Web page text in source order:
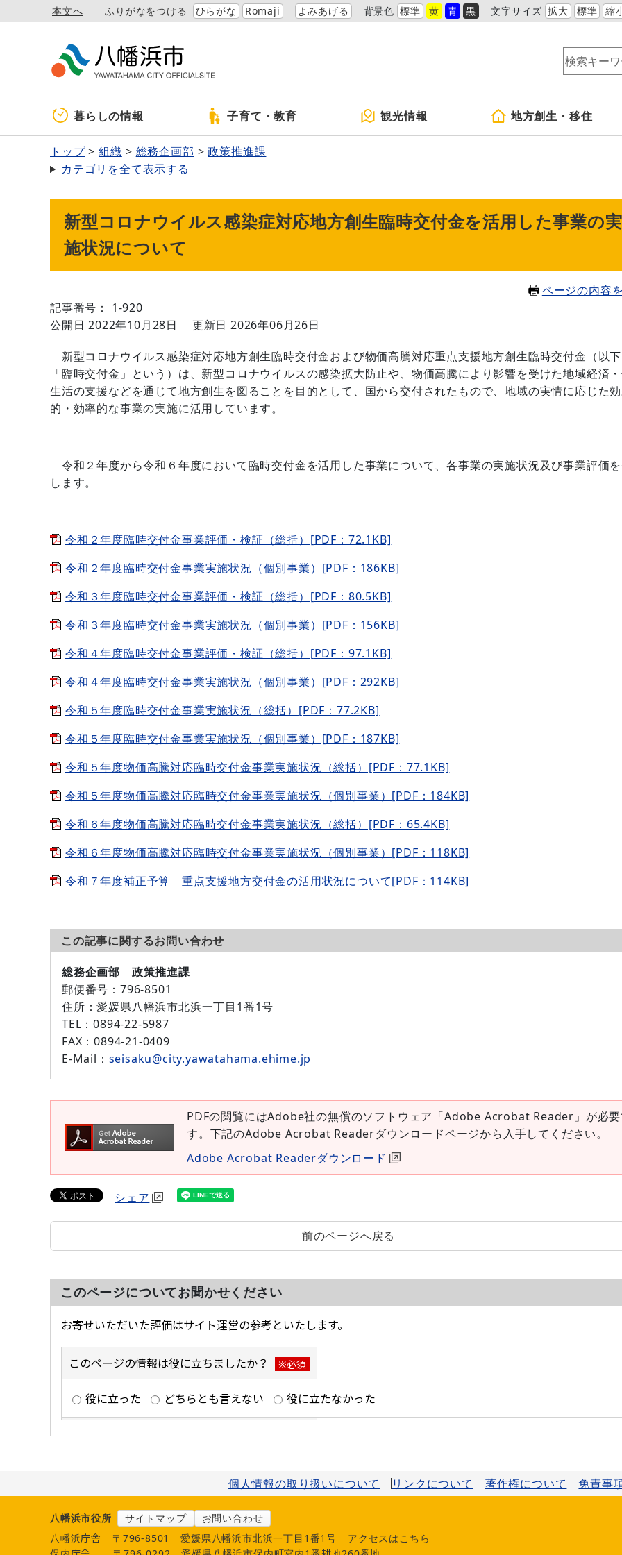
本文へ ふりがなをつける ひらがな Romaji よみあげる 背景色 標準 黄 青 黒 文字サイズ 拡大 標準 縮
暮らしの情報 子育て・教育 観光情報 地方創生・移住
トップ 組織 総務企画部
政策推進課
カテゴリを全て表示する
新型コロナウイルス感染症対応地方創生臨時交付金を活用した事業の実
施状況について
ページの内容
記事番号： 1-920
公開日 2022年10月28日
更新日 2026年06月26日
新型コロナウイルス感染症対応地方創生臨時交付金および物価高騰対応重点支援地方創生臨時交付金（以
「臨時交付金」という）は、新型コロナウイルスの感染拡大防止や、物価高騰により影響を受けた地域経済
生活の支援などを通じて地方創生を図ることを目的として、国から交付されたもので、地域の実情に応じた
的・効率的な事業の実施に活用しています。
令和２年度から令和６年度において臨時交付金を活用した事業について、各事業の実施状況及び事業評価
します。
令和２年度臨時交付金事業評価・検証（総括）[PDF：72.1KB]
令和２年度臨時交付金事業実施状況（個別事業）[PDF：186KB]
令和３年度臨時交付金事業評価・検証（総括）[PDF：80.5KB]
令和３年度臨時交付金事業実施状況（個別事業）[PDF：156KB]
令和４年度臨時交付金事業評価・検証（総括）[PDF：97.1KB]
令和４年度臨時交付金事業実施状況（個別事業）[PDF：292KB]
令和５年度臨時交付金事業実施状況（総括）[PDF：77.2KB]
令和５年度臨時交付金事業実施状況（個別事業）[PDF：187KB]
令和５年度物価高騰対応臨時交付金事業実施状況（総括）[PDF：77.1KB]
令和５年度物価高騰対応臨時交付金事業実施状況（個別事業）[PDF：184KB]
令和６年度物価高騰対応臨時交付金事業実施状況（総括）[PDF：65.4KB]
令和６年度物価高騰対応臨時交付金事業実施状況（個別事業）[PDF：118KB]
令和７年度補正予算 重点支援地方交付金の活用状況について[PDF：114KB]
この記事に関するお問い合わせ
総務企画部 政策推進課
郵便番号： 796-8501
住所：愛媛県八幡浜市北浜一丁目1番1号
TEL：0894-22-5987
FAX：0894-21-0409
E-Mail： seisaku@city.yawatahama.ehime.jp
PDFの閲覧にはAdobe社の無償のソフトウェア「Adobe Acrobat Reader」が必
す。下記のAdobe Acrobat Readerダウンロードページから入手してください。
Adobe Acrobat Readerダウンロード
シェア
前のページへ戻る
このページについてお聞かせください
個人情報の取り扱いについて リンクについて 著作権について 免責事
八幡浜市役所 サイトマップ
お問い合わせ
八幡浜庁舎
〒796-8501 愛媛県八幡浜市北浜一丁目1番1号
アクセスはこちら